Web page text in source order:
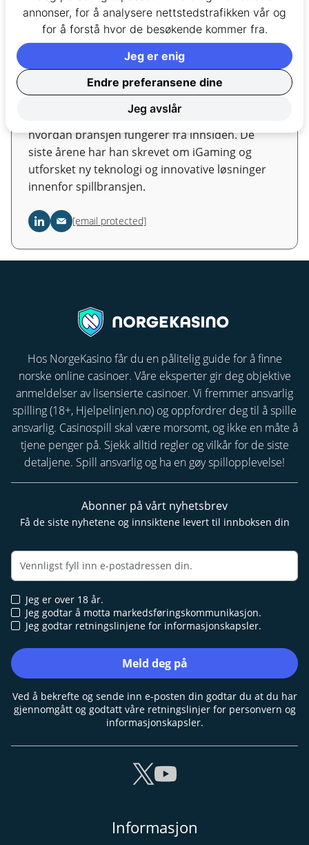
Eivind Lytomt
Casinoanalytiker og tekstforfatter
Eivind har vært en del av spillbransjen helt siden
2008. Han har jobbet for flere ledende
spillselskaper og fått et godt overblikk over
hvordan bransjen fungerer fra innsiden. De
siste årene har han skrevet om iGaming og
utforsket ny teknologi og innovative løsninger
innenfor spillbransjen.
[email protected]
Hos NorgeKasino får du en pålitelig guide for å finne
norske online casinoer. Våre eksperter gir deg objektive
anmeldelser av lisensierte casinoer. Vi fremmer ansvarlig
spilling (18+, Hjelpelinjen.no) og oppfordrer deg til å spille
ansvarlig. Casinospill skal være morsomt, og ikke en måte å
tjene penger på. Sjekk alltid regler og vilkår for de siste
detaljene. Spill ansvarlig og ha en gøy spillopplevelse!
Abonner på vårt nyhetsbrev
Få de siste nyhetene og innsiktene levert til innboksen din
Jeg er over 18 år.
Jeg godtar å motta markedsføringskommunikasjon.
Jeg godtar retningslinjene for informasjonskapsler.
Meld deg på
Ved å bekrefte og sende inn e-posten din godtar du at du har
gjennomgått og godtatt våre retningslinjer for personvern og
informasjonskapsler.
Informasjon
annonser, for å analysere nettstedstrafikken vår og
for å forstå hvor de besøkende kommer fra.
Endre preferansene dine
Jeg avslår
Jeg er enig